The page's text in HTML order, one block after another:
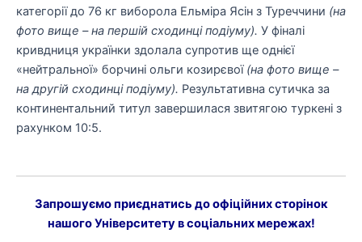
категорії до 76 кг виборола Ельміра Ясін з Туреччини (на
фото вище – на першій сходинці подіуму). У фіналі
кривдниця українки здолала супротив ще однієї
«нейтральної» борчині ольги козирєвої (на фото вище –
на другій сходинці подіуму). Результативна сутичка за
континентальний титул завершилася звитягою туркені з
рахунком 10:5.
Запрошуємо приєднатись до офіційних сторінок
нашого Університету в соціальних мережах!